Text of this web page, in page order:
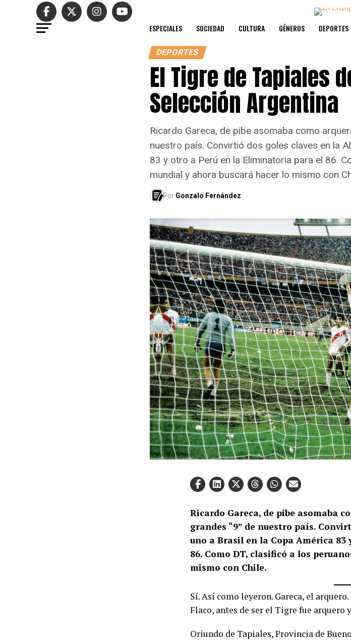
ESPECIALES SOCIEDAD CULTURA GÉNEROS DEPORTES
DEPORTES
El Tigre de Tapiales
Selección Argentina
Ricardo Gareca, de pibe asomaba como
nuestro país. Convirtió dos goles claves en la
83 y otro a Perú en la Eliminatoria para el 86.
mundial y ahora buscará hacer lo mismo con
Por Gonzalo Fernández
Ricardo Gareca, de pibe asomaba
grandes “9” de nuestro país.
uno a Brasil en la Copa América
86. Como DT, clasificó a los
mismo con Chile.
Sí. Así como leyeron. Gareca, el
Flaco, antes de ser el Tigre fue
Oriundo de Tapiales, Provincia de